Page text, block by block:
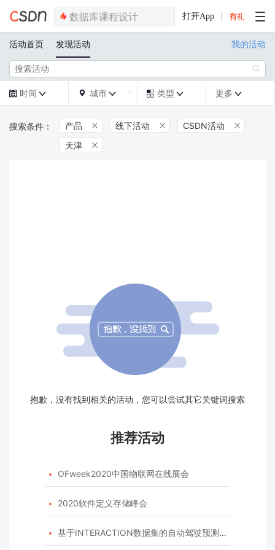
打开App
活动首页 发现活动 我的活动

 时间   城市   类型  更多 
产品  线下活动  CSDN活动 
天津 
抱歉，没有找到相关的活动，您可以尝试其它关键词搜索
推荐活动
 OFweek2020中国物联网在线展会
 2020软件定义存储峰会
 基于INTERACTION数据集的自动驾驶预测模型挑战赛